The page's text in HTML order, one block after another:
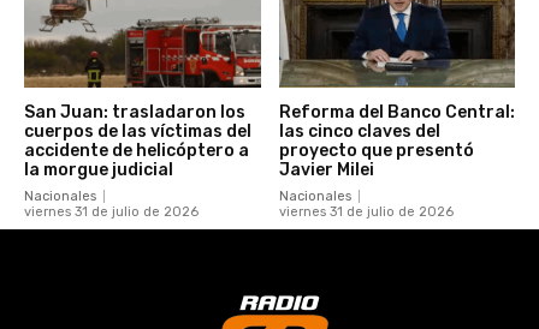
San Juan: trasladaron los
cuerpos de las víctimas del
accidente de helicóptero a
la morgue judicial
Nacionales
viernes 31 de julio de 2026
Reforma del Banco Central:
las cinco claves del
proyecto que presentó
Javier Milei
Nacionales
viernes 31 de julio de 2026